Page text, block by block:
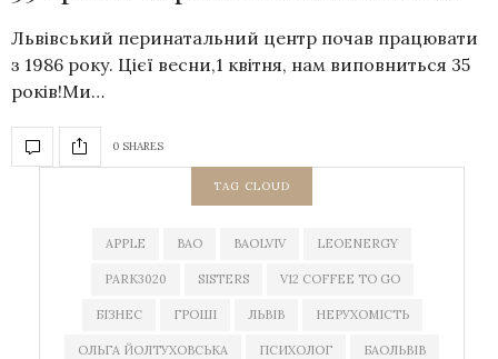
Львівський перинатальний центр почав працювати
з 1986 року. Цієї весни,1 квітня, нам виповниться 35
років!Ми…
0 SHARES
TAG CLOUD
APPLE BAO BAOLVIV LEOENERGY
PARK3020 SISTERS V12 COFFEE TO GO
БІЗНЕС ГРОШІ ЛЬВІВ НЕРУХОМІСТЬ
ОЛЬГА ЙОЛТУХОВСЬКА ПСИХОЛОГ БАОЛЬВІВ